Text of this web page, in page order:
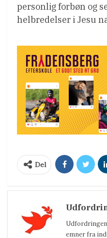
personlig forbøn og
helbredelser i Jesu
Del
emner fra